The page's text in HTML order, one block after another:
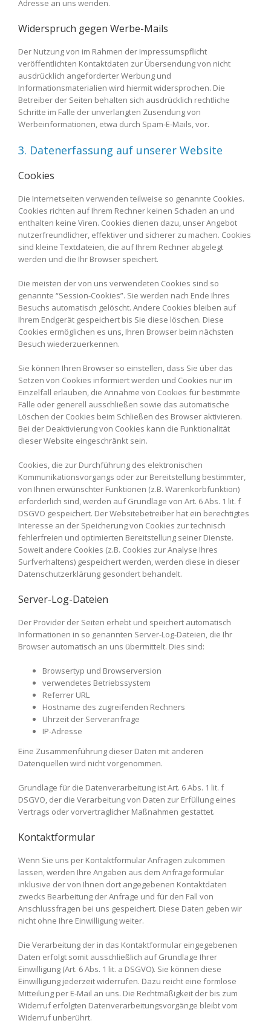
Adresse an uns wenden.
Widerspruch gegen Werbe-Mails
Der Nutzung von im Rahmen der Impressumspflicht
veröffentlichten Kontaktdaten zur Übersendung von nicht
ausdrücklich angeforderter Werbung und
Informationsmaterialien wird hiermit widersprochen. Die
Betreiber der Seiten behalten sich ausdrücklich rechtliche
Schritte im Falle der unverlangten Zusendung von
Werbeinformationen, etwa durch Spam-E-Mails, vor.
3. Datenerfassung auf unserer Website
Cookies
Die Internetseiten verwenden teilweise so genannte Cookies.
Cookies richten auf Ihrem Rechner keinen Schaden an und
enthalten keine Viren. Cookies dienen dazu, unser Angebot
nutzerfreundlicher, effektiver und sicherer zu machen. Cookies
sind kleine Textdateien, die auf Ihrem Rechner abgelegt
werden und die Ihr Browser speichert.
Die meisten der von uns verwendeten Cookies sind so
genannte “Session-Cookies”. Sie werden nach Ende Ihres
Besuchs automatisch gelöscht. Andere Cookies bleiben auf
Ihrem Endgerät gespeichert bis Sie diese löschen. Diese
Cookies ermöglichen es uns, Ihren Browser beim nächsten
Besuch wiederzuerkennen.
Sie können Ihren Browser so einstellen, dass Sie über das
Setzen von Cookies informiert werden und Cookies nur im
Einzelfall erlauben, die Annahme von Cookies für bestimmte
Fälle oder generell ausschließen sowie das automatische
Löschen der Cookies beim Schließen des Browser aktivieren.
Bei der Deaktivierung von Cookies kann die Funktionalität
dieser Website eingeschränkt sein.
Cookies, die zur Durchführung des elektronischen
Kommunikationsvorgangs oder zur Bereitstellung bestimmter,
von Ihnen erwünschter Funktionen (z.B. Warenkorbfunktion)
erforderlich sind, werden auf Grundlage von Art. 6 Abs. 1 lit. f
DSGVO gespeichert. Der Websitebetreiber hat ein berechtigtes
Interesse an der Speicherung von Cookies zur technisch
fehlerfreien und optimierten Bereitstellung seiner Dienste.
Soweit andere Cookies (z.B. Cookies zur Analyse Ihres
Surfverhaltens) gespeichert werden, werden diese in dieser
Datenschutzerklärung gesondert behandelt.
Server-Log-Dateien
Der Provider der Seiten erhebt und speichert automatisch
Informationen in so genannten Server-Log-Dateien, die Ihr
Browser automatisch an uns übermittelt. Dies sind:
Browsertyp und Browserversion
verwendetes Betriebssystem
Referrer URL
Hostname des zugreifenden Rechners
Uhrzeit der Serveranfrage
IP-Adresse
Eine Zusammenführung dieser Daten mit anderen
Datenquellen wird nicht vorgenommen.
Grundlage für die Datenverarbeitung ist Art. 6 Abs. 1 lit. f
DSGVO, der die Verarbeitung von Daten zur Erfüllung eines
Vertrags oder vorvertraglicher Maßnahmen gestattet.
Kontaktformular
Wenn Sie uns per Kontaktformular Anfragen zukommen
lassen, werden Ihre Angaben aus dem Anfrageformular
inklusive der von Ihnen dort angegebenen Kontaktdaten
zwecks Bearbeitung der Anfrage und für den Fall von
Anschlussfragen bei uns gespeichert. Diese Daten geben wir
nicht ohne Ihre Einwilligung weiter.
Die Verarbeitung der in das Kontaktformular eingegebenen
Daten erfolgt somit ausschließlich auf Grundlage Ihrer
Einwilligung (Art. 6 Abs. 1 lit. a DSGVO). Sie können diese
Einwilligung jederzeit widerrufen. Dazu reicht eine formlose
Mitteilung per E-Mail an uns. Die Rechtmäßigkeit der bis zum
Widerruf erfolgten Datenverarbeitungsvorgänge bleibt vom
Widerruf unberührt.